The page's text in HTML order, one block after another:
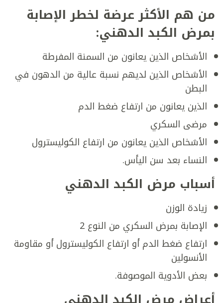
من هم الأكثر عرضة لخطر الإصابة
بمرض الكبد الدهني:
الأشخاص الذين يعانون من السمنة المفرطة
الأشخاص الذين لديهم نسبة عالية من الدهون في
البطن
الذين يعانون من ارتفاع ضغط الدم
مرضى السكري
الأشخاص الذين يعانون من ارتفاع الكوليسترول
النساء بعد سن اليأس.
أسباب مرض الكبد الدهني
زيادة الوزن
الإصابة بمرض السكري من النوع 2
ارتفاع ضغط الدم أو ارتفاع الكوليسترول أو مقاومة
الأنسولين
بعض الأدوية الموصوفة.